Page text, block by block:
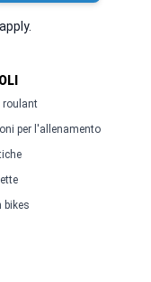
apply.
roulant
per l'allenamento
bikes